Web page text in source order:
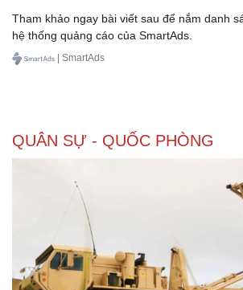
Tham khảo ngay bài viết sau để nắm danh
hệ thống quảng cáo của SmartAds.
| SmartAds
QUÂN SỰ - QUỐC PHÒNG